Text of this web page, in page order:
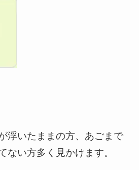
浮いたままの方、あごまで
ない方多く見かけます。